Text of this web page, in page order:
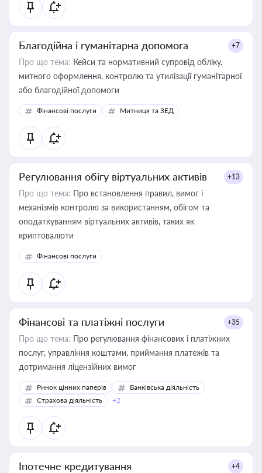
Благодійна і гуманітарна допомога +7
Про що тема: Кейси та нормативний супровід обліку,
митного оформлення, контролю та утилізації гуманітарної
або благодійної допомоги
Фінансові послуги Митниця та ЗЕД
Регулювання обігу віртуальних активів +13
Про що тема: Про встановлення правил, вимог і
механізмів контролю за використанням, обігом та
оподаткуванням віртуальних активів, таких як
криптовалюти
Фінансові послуги
Фінансові та платіжні послуги +35
Про що тема: Про регулювання фінансових і платіжних
послуг, управління коштами, приймання платежів та
дотримання ліцензійних вимог
Ринок цінних паперів
Банківська діяльність
Страхова діяльність
+2
Іпотечне кредитування +4